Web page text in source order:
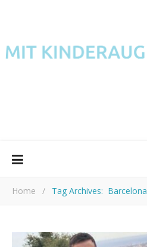
Home / Tag Archives: Barcelona